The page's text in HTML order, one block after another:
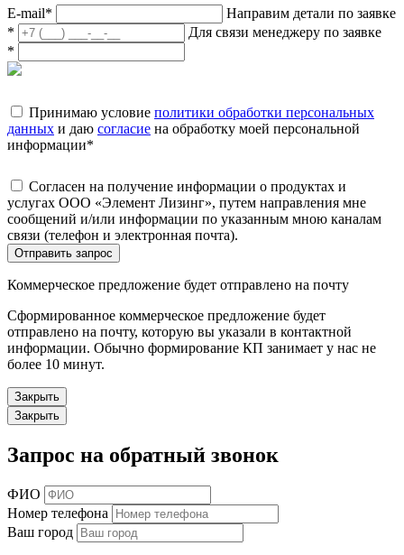
E-mail*
Направим детали по заявке
*
Для связи менеджеру по заявке
*
Принимаю условие политики обработки персональных
данных и даю согласие на обработку моей персональной
информации*
Согласен на получение информации о продуктах и
услугах ООО «Элемент Лизинг», путем направления мне
сообщений и/или информации по указанным мною каналам
связи (телефон и электронная почта).
Отправить запрос
Коммерческое предложение будет отправлено на почту
Сформированное коммерческое предложение будет
отправлено на почту, которую вы указали в контактной
информации. Обычно формирование КП занимает у нас не
более 10 минут.
Закрыть
Закрыть
Запрос на обратный звонок
ФИО
Номер телефона
Ваш город